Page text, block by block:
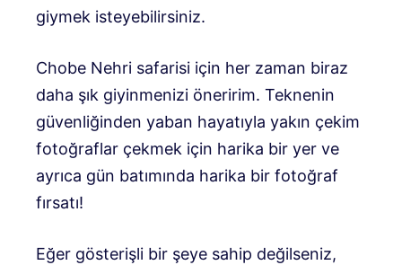
giymek isteyebilirsiniz.
Chobe Nehri safarisi için her zaman biraz
daha şık giyinmenizi öneririm. Teknenin
güvenliğinden yaban hayatıyla yakın çekim
fotoğraflar çekmek için harika bir yer ve
ayrıca gün batımında harika bir fotoğraf
fırsatı!
Eğer gösterişli bir şeye sahip değilseniz,